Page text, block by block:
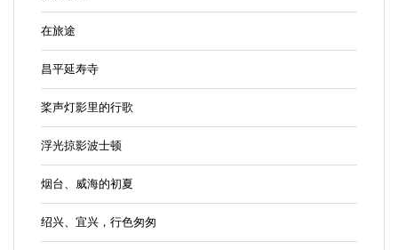
在旅途
昌平延寿寺
桨声灯影里的行歌
浮光掠影波士顿
烟台、威海的初夏
绍兴、宜兴，行色匆匆